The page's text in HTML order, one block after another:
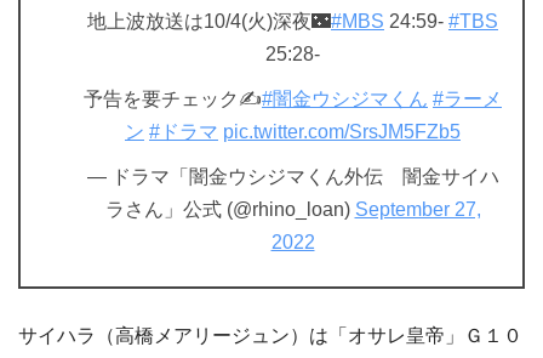
地上波放送は10/4(火)深夜🌃#MBS 24:59- #TBS
25:28-
予告を要チェック✍️#闇金ウシジマくん #ラーメ
ン #ドラマ pic.twitter.com/SrsJM5FZb5
— ドラマ「闇金ウシジマくん外伝 闇金サイハ
ラさん」公式 (@rhino_loan) September 27,
2022
サイハラ（高橋メアリージュン）は「オサレ皇帝」Ｇ１０